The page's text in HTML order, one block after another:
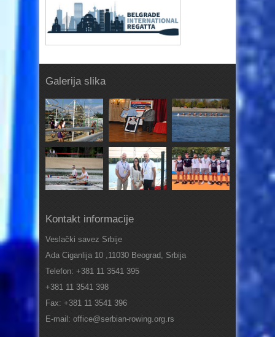
Galerija slika
Kontakt informacije
Veslački savez Srbije
Ada Ciganlija 10 ,11030 Beograd, Srbija
Telefon: +381 11 3541 395
+381 11 3541 398
Fax: +381 11 3541 396
E-mail: office@serbian-rowing.org.rs